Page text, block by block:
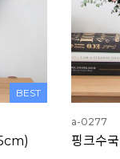
BEST
a-0277
핑크수